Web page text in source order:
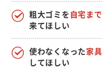
使わなくなった家
してほしい
粗大ゴミを自宅ま
来てほしい